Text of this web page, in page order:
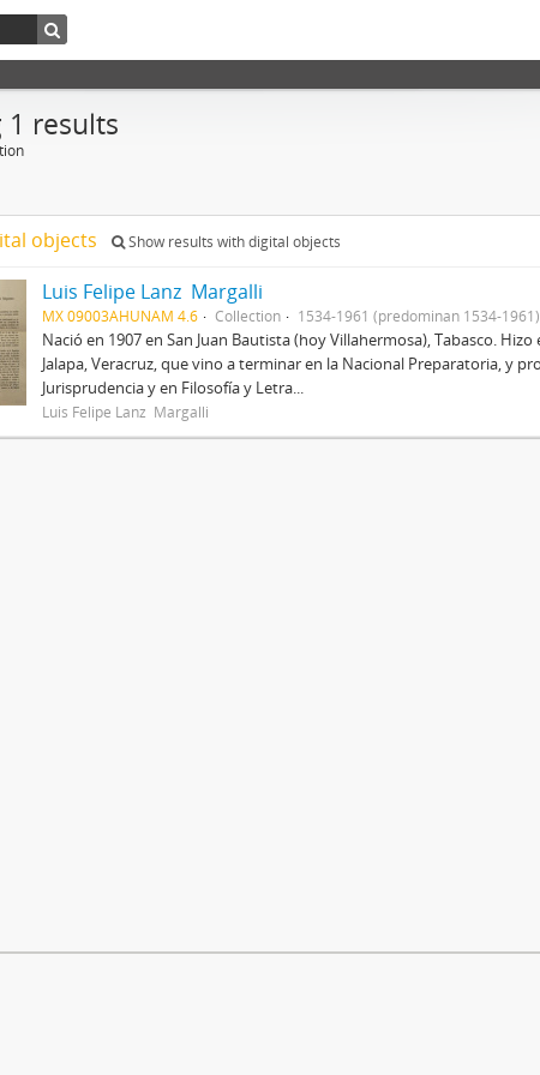
1 results
objects Show results with digital objects
Luis Felipe Lanz Margalli
MX 09003AHUNAM 4.6 Collection 1534-1961 (predominan 1534-1961)
Nació en 1907 en San Juan Bautista (hoy Villahermosa), Tabasco.
Jalapa, Veracruz, que vino a terminar en la Nacional Preparatoria, y
Jurisprudencia y en Filosofía y Letra...
Luis Felipe Lanz Margalli